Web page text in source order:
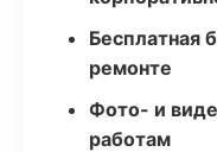
Бесплатная
ремонте
Фото- и
работам